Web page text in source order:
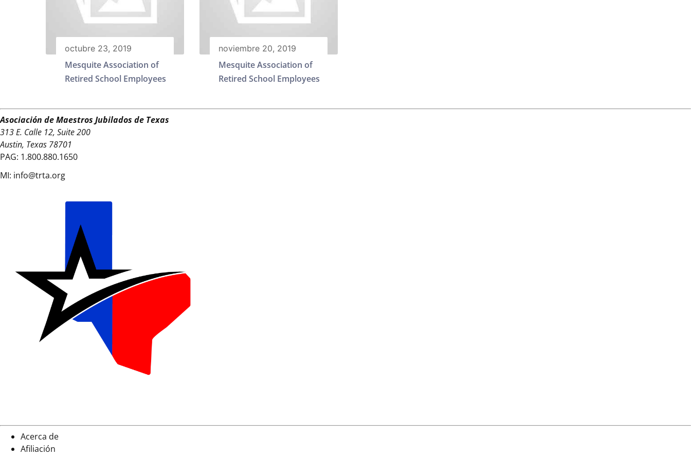
octubre 23, 2019
Mesquite Association of
Retired School Employees
noviembre 20, 2019
Mesquite Association of
Retired School Employees
Asociación de Maestros Jubilados de Texas
313 E. Calle 12, Suite 200
Austin, Texas 78701
PAG: 1.800.880.1650
MI: info@trta.org
Acerca de
Afiliación